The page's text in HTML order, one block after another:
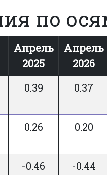
по
Апрель
2025
Апрель
2026
0.39 0.37
0.26 0.20
-0.46 -0.44